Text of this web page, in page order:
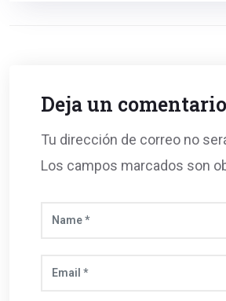
Deja un comentario
Tu dirección de correo no
Los campos marcados son